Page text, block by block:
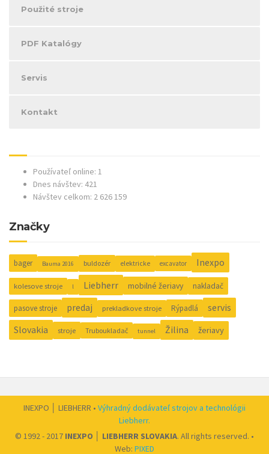
Použité stroje
PDF Katalógy
Servis
Kontakt
Používateľ online: 1
Dnes návštev: 421
Návštev celkom: 2 626 159
Značky
bager Bauma 2016 buldozér elektricke excavator Inexpo
kolesove stroje l Liebherr mobilné žeriavy nakladač
pasove stroje predaj prekladkove stroje Rýpadlá servis
Slovakia stroje Truboukladač tunnel Žilina žeriavy
INEXPO │ LIEBHERR • Výhradný dodávateľ strojov a technológii
Liebherr.
© 1992 - 2017 INEXPO │ LIEBHERR SLOVAKIA. All rights reserved. •
Web: PIXED